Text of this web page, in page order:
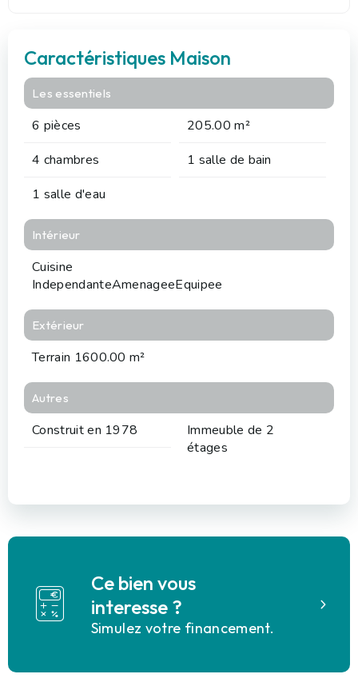
Caractéristiques Maison
Les essentiels
6 pièces
205.00 m²
4 chambres
1 salle de bain
1 salle d'eau
Intérieur
Cuisine
IndependanteAmenageeEquipee
Extérieur
Terrain 1600.00 m²
Autres
Construit en 1978
Immeuble de 2
étages
Ce bien vous
interesse ?
Simulez votre financement.